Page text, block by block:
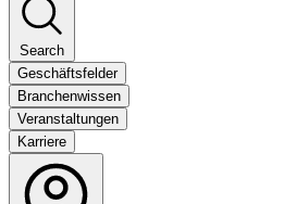
Search
Geschäftsfelder
Branchenwissen
Veranstaltungen
Karriere